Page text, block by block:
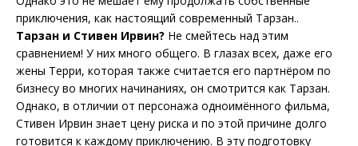
приключения, как настоящий современный Тарзан..
Тарзан и Стивен Ирвин? Не смейтесь над этим
сравнением! У них много общего. В глазах всех, даже его
жены Терри, которая также считается его партнёром по
бизнесу во многих начинаниях, он смотрится как Тарзан.
Однако, в отличии от персонажа одноимённого фильма,
Стивен Ирвин знает цену риска и по этой причине долго
готовится к каждому приключению. В эту подготовку